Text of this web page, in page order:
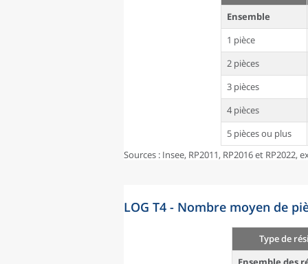
Ensemble
1 pièce
2 pièces
3 pièces
4 pièces
5 pièces ou plus
Sources : Insee, RP2011, RP2016 et
LOG T4 - Nombre moyen de
Type de